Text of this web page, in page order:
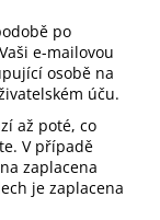
po
e-mailovou
osobě na
úču.
až poté, co
V případě
zaplacena
je zaplacena